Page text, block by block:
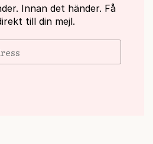
Innan det händer. Få
till din mejl.